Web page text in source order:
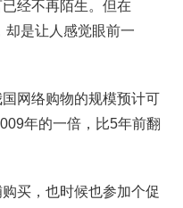
经不再陌生。但在
却是让人感觉眼前一
网络购物的规模预计可
年的一倍，比5年前翻
买，也时候也参加个促